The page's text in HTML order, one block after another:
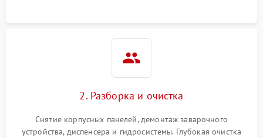
2. Разборка и очистка
Снятие корпусных панелей, демонтаж заварочного
устройства, диспенсера и гидросистемы. Глубокая очистка